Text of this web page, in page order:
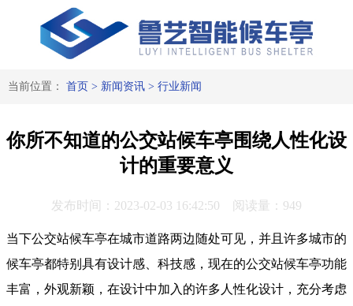
当前位置： 首页 > 新闻资讯> 行业新闻
你所不知道的公交站候车亭围绕人性化设
计的重要意义
发布时间：2023-02-03 16:42:50 阅读量：949
当下公交站候车亭在城市道路两边随处可见，并且许多城市的
候车亭都特别具有设计感、科技感，现在的公交站候车亭功能
丰富，外观新颖，在设计中加入的许多人性化设计，充分考虑